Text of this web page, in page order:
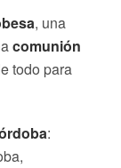
, una
comunión
todo para
: